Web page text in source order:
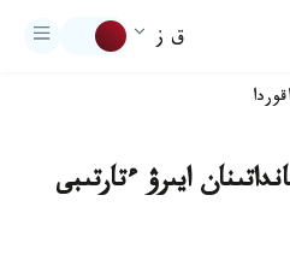
ق ز
اقوردا
ايىرۋ ءتارتىبى